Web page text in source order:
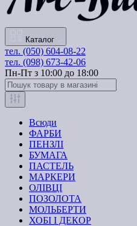
Каталог
тел. (050) 604-08-22
тел. (098) 673-42-06
Пн-Пт з 10:00 до 18:00
Всюди
ФАРБИ
ПЕНЗЛІ
БУМАГА
ПАСТЕЛЬ
МАРКЕРИ
ОЛІВЦІ
ПОЗОЛОТА
МОЛЬБЕРТИ
ХОБІ І ДЕКОР